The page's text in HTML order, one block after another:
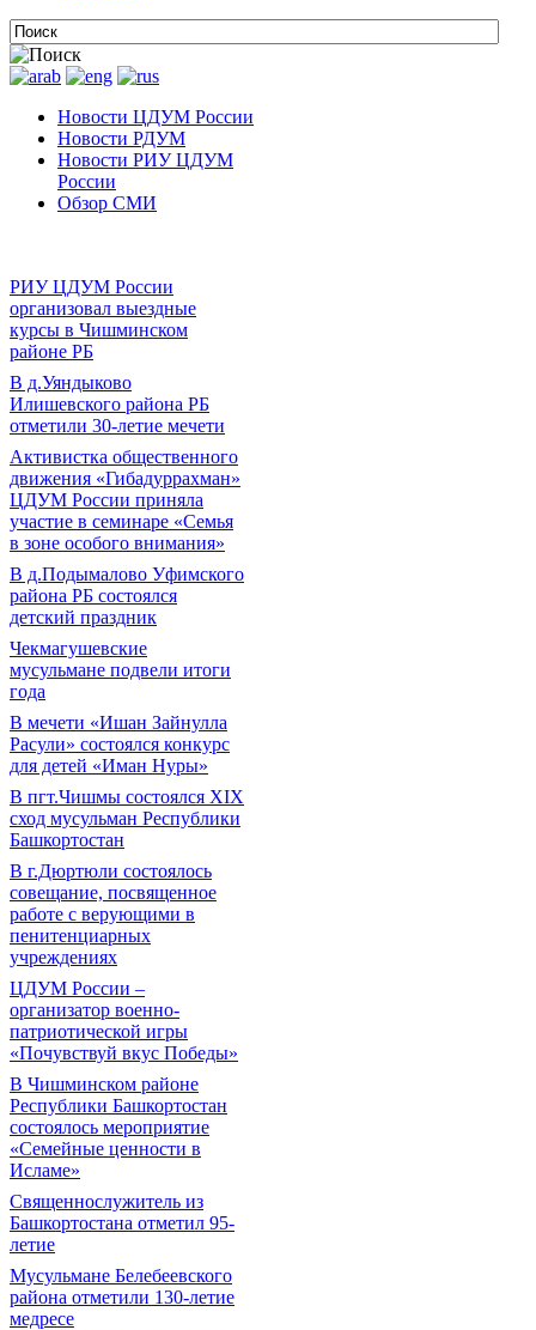
Новости ЦДУМ России
Новости РДУМ
Новости РИУ ЦДУМ
России
Обзор СМИ
РИУ ЦДУМ России
организовал выездные
курсы в Чишминском
районе РБ
В д.Уяндыково
Илишевского района РБ
отметили 30-летие мечети
Активистка общественного
движения «Гибадуррахман»
ЦДУМ России приняла
участие в семинаре «Семья
в зоне особого внимания»
В д.Подымалово Уфимского
района РБ состоялся
детский праздник
Чекмагушевские
мусульмане подвели итоги
года
В мечети «Ишан Зайнулла
Расули» состоялся конкурс
для детей «Иман Нуры»
В пгт.Чишмы состоялся XIX
сход мусульман Республики
Башкортостан
В г.Дюртюли состоялось
совещание, посвященное
работе с верующими в
пенитенциарных
учреждениях
ЦДУМ России –
организатор военно-
патриотической игры
«Почувствуй вкус Победы»
В Чишминском районе
Республики Башкортостан
состоялось мероприятие
«Семейные ценности в
Исламе»
Священнослужитель из
Башкортостана отметил 95-
летие
Мусульмане Белебеевского
района отметили 130-летие
медресе